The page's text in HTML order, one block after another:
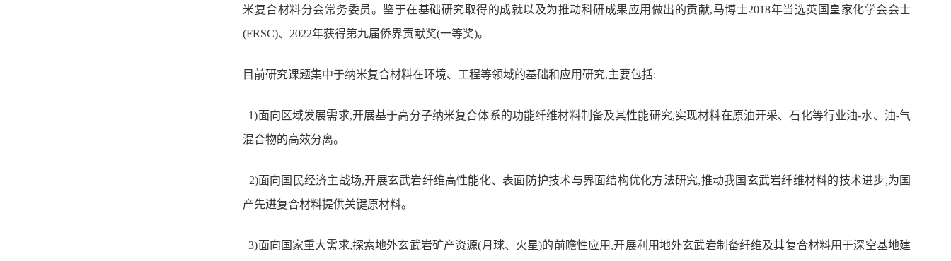
米复合材料分会常务委员。鉴于在基础研究取得的成就以及为推动科研成果应用做出的贡献,马博士2018年当选英国皇家化学会会士
(FRSC)、2022年获得第九届侨界贡献奖(一等奖)。
目前研究课题集中于纳米复合材料在环境、工程等领域的基础和应用研究,主要包括:
1)面向区域发展需求,开展基于高分子纳米复合体系的功能纤维材料制备及其性能研究,实现材料在原油开采、石化等行业油-水、油-气
混合物的高效分离。
2)面向国民经济主战场,开展玄武岩纤维高性能化、表面防护技术与界面结构优化方法研究,推动我国玄武岩纤维材料的技术进步,为国
产先进复合材料提供关键原材料。
3)面向国家重大需求,探索地外玄武岩矿产资源(月球、火星)的前瞻性应用,开展利用地外玄武岩制备纤维及其复合材料用于深空基地建